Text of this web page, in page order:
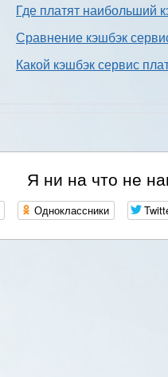
Где платят наибольший
Сравнение кэшбэк
Какой кэшбэк сервис
Я ни на что не
Одноклассники